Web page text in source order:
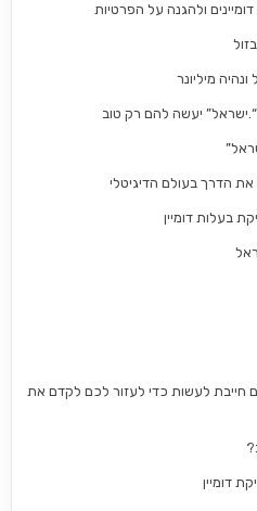
מיליונר
הדרך בעולם הדיגיטלי
חייבת לעשות כדי לעזור לכם לקדם את